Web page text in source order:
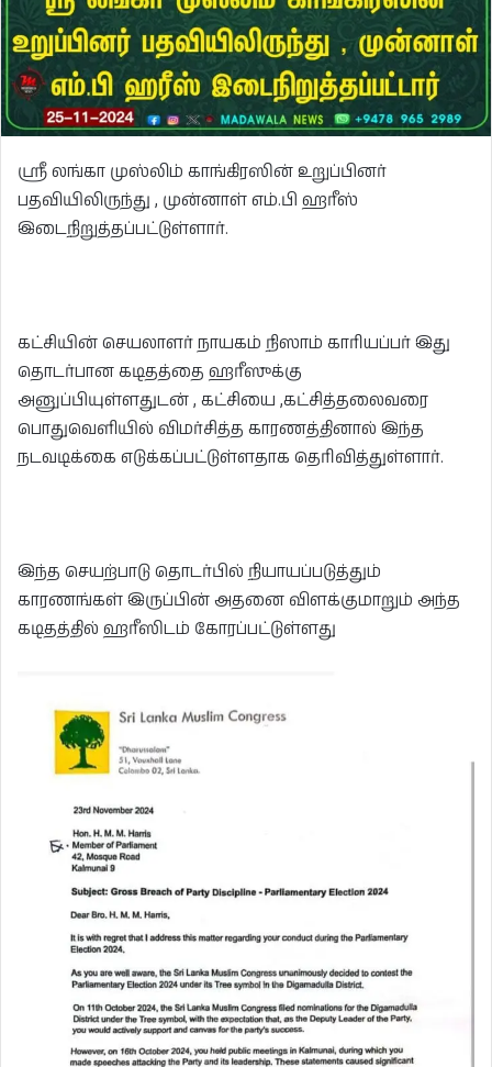
ஸ்ரீ லங்கா முஸ்லிம் காங்கிரஸின் உறுப்பினர்
பதவியிலிருந்து , முன்னாள் எம்.பி ஹரீஸ்
இடைநிறுத்தப்பட்டுள்ளார்.
கட்சியின் செயலாளர் நாயகம் நிஸாம் காரியப்பர் இது
தொடர்பான கடிதத்தை ஹரீஸுக்கு
அனுப்பியுள்ளதுடன் , கட்சியை ,கட்சித்தலைவரை
பொதுவெளியில் விமர்சித்த காரணத்தினால் இந்த
நடவடிக்கை எடுக்கப்பட்டுள்ளதாக தெரிவித்துள்ளார்.
இந்த செயற்பாடு தொடர்பில் நியாயப்படுத்தும்
காரணங்கள் இருப்பின் அதனை விளக்குமாறும் அந்த
கடிதத்தில் ஹரீஸிடம் கோரப்பட்டுள்ளது